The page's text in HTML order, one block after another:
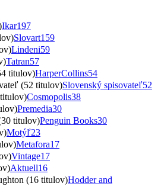
Ikar197
Slovart159
Lindeni59
Tatran57
titulov)HarperCollins54
(52 titulov)Slovenský spisovateľ52
Cosmopolis38
Premedia30
titulov)Penguin Books30
Motýľ23
Metafora17
Vintage17
Aktuell16
(16 titulov)Hodder and